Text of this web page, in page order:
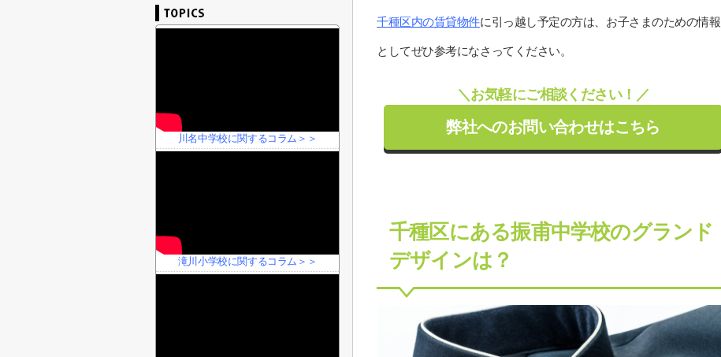
千種区内の賃貸物件に引っ越し予定の方は、お子さまのための情報
としてぜひ参考になさってください。
＼お気軽にご相談ください！／
弊社へのお問い合わせはこちら
千種区にある振甫中学校のグランド
デザインは？
川名中学校に関するコラム＞＞
滝川小学校に関するコラム＞＞